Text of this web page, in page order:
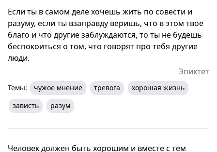
Если ты в самом деле хочешь жить по совести и
разуму, если ты взаправду веришь, что в этом твое
благо и что другие заблуждаются, то ты не будешь
беспокоиться о том, что говорят про тебя другие
люди.
Эпиктет
Темы: чужое мнение тревога
хорошая жизнь
зависть
разум
Человек должен быть хорошим и вместе с тем